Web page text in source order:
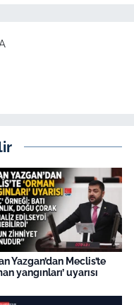
Yazgan’dan Meclis’te
yangınları’ uyarısı